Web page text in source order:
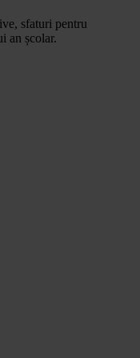
sfaturi pentru
an școlar.